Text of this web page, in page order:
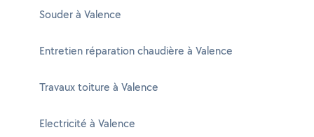
Souder à Valence
Entretien réparation chaudière à Valence
Travaux toiture à Valence
Electricité à Valence